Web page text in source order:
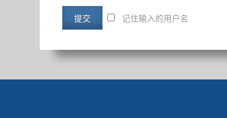
记住输入的用户名